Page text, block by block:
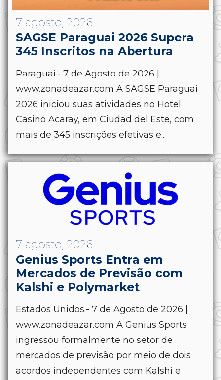
7 agosto, 2026
SAGSE Paraguai 2026 Supera
345 Inscritos na Abertura
Paraguai.- 7 de Agosto de 2026 |
www.zonadeazar.com A SAGSE Paraguai
2026 iniciou suas atividades no Hotel
Casino Acaray, em Ciudad del Este, com
mais de 345 inscrições efetivas e...
7 agosto, 2026
Genius Sports Entra em
Mercados de Previsão com
Kalshi e Polymarket
Estados Unidos.- 7 de Agosto de 2026 |
www.zonadeazar.com A Genius Sports
ingressou formalmente no setor de
mercados de previsão por meio de dois
acordos independentes com Kalshi e